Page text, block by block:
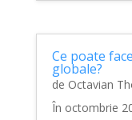
Ce poate
globale?
de Octavian
În octombrie